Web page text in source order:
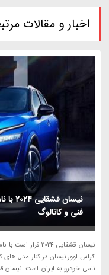
اخبار و مقالات
فنی و کاتالوگ
نیسان قشقایی
کراس اوور نیسان در کنار مدل